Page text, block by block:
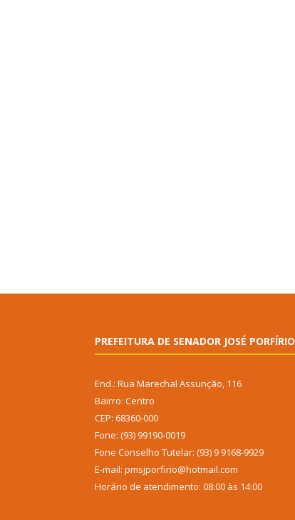
PREFEITURA DE SENADOR JOSÉ PORFÍRIO
End.: Rua Marechal Assunção, 116
Bairro: Centro
CEP: 68360-000
Fone: (93) 99190-0019
Fone Conselho Tutelar: (93) 9 9168-9929
E-mail: pmsjporfirio@hotmail.com
Horário de atendimento: 08:00 às 14:00